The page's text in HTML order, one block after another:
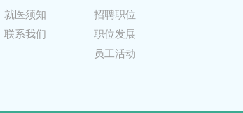
就医须知
联系我们
招聘职位
职位发展
员工活动